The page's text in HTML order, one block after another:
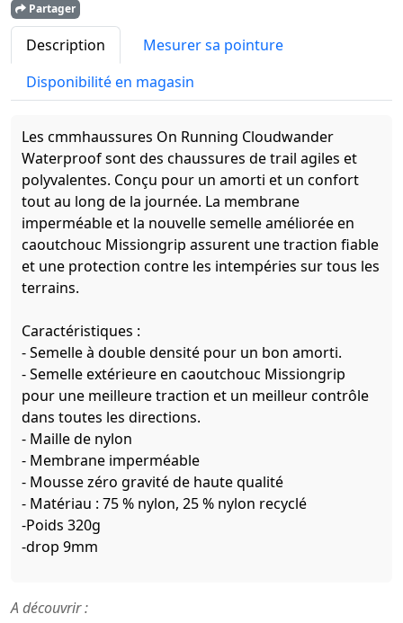
Partager
Description
Mesurer sa pointure
Disponibilité en magasin
Les cmmhaussures On Running Cloudwander
Waterproof sont des chaussures de trail agiles et
polyvalentes. Conçu pour un amorti et un confort
tout au long de la journée. La membrane
imperméable et la nouvelle semelle améliorée en
caoutchouc Missiongrip assurent une traction fiable
et une protection contre les intempéries sur tous les
terrains.
Caractéristiques :
- Semelle à double densité pour un bon amorti.
- Semelle extérieure en caoutchouc Missiongrip
pour une meilleure traction et un meilleur contrôle
dans toutes les directions.
- Maille de nylon
- Membrane imperméable
- Mousse zéro gravité de haute qualité
- Matériau : 75 % nylon, 25 % nylon recyclé
-Poids 320g
-drop 9mm
A découvrir :